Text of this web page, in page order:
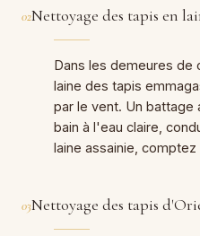
02Nettoyage des tapis en
Dans les demeures de
laine des tapis
par le vent. Un battage
bain à l'eau claire,
laine assainie, comptez
03Nettoyage des tapis